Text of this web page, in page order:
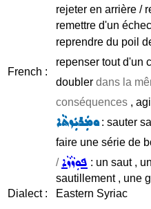
French :
rejeter en arrière /
remettre d'un
reprendre du poil
repenser tout d'un
doubler dans la
conséquences ,
ܘܡܲܪܝܲܙܬܵܐ: sauter
faire une série de
/ܦܘܼܙܵܙܵܐ : un saut ,
sautillement , une
Dialect :
Eastern Syriac